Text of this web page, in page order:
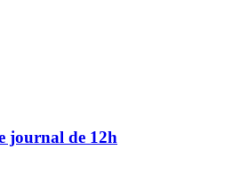
journal de 12h